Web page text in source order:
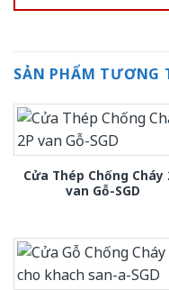
SẢN PHẨM TƯƠNG
Cửa Thép Chống Cháy
van Gỗ-SGD